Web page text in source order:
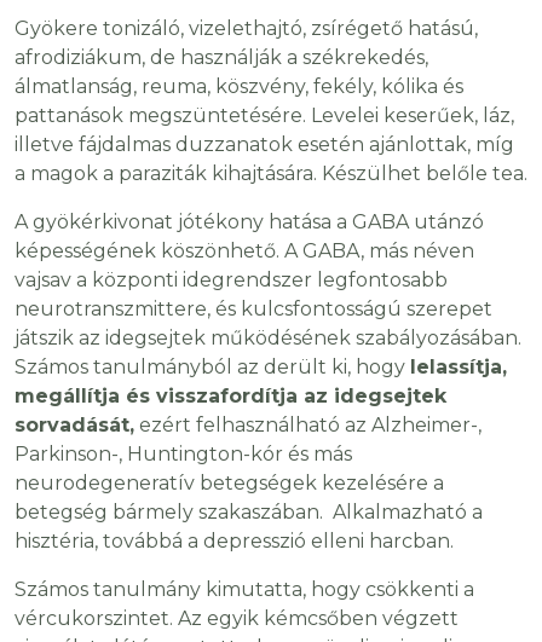
Gyökere tonizáló, vizelethajtó, zsírégető hatású,
afrodiziákum, de használják a székrekedés,
álmatlanság, reuma, köszvény, fekély, kólika és
pattanások megszüntetésére. Levelei keserűek, láz,
illetve fájdalmas duzzanatok esetén ajánlottak, míg
a magok a paraziták kihajtására. Készülhet belőle tea.
A gyökérkivonat jótékony hatása a GABA utánzó
képességének köszönhető. A GABA, más néven
vajsav a központi idegrendszer legfontosabb
neurotranszmittere, és kulcsfontosságú szerepet
játszik az idegsejtek működésének szabályozásában.
Számos tanulmányból az derült ki, hogy lelassítja,
megállítja és visszafordítja az idegsejtek
sorvadását, ezért felhasználható az Alzheimer-,
Parkinson-, Huntington-kór és más
neurodegeneratív betegségek kezelésére a
betegség bármely szakaszában. Alkalmazható a
hisztéria, továbbá a depresszió elleni harcban.
Számos tanulmány kimutatta, hogy csökkenti a
vércukorszintet. Az egyik kémcsőben végzett